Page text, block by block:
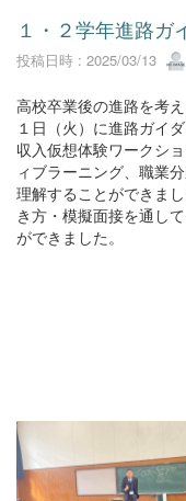
１・２学年進路ガ
投稿日時 : 2025/03/13
高校卒業後の進路を考
１日（火）に進路ガイ
収入仮想体験ワークシ
ィブラーニング、職業
理解することができま
き方・模擬面接を通し
ができました。